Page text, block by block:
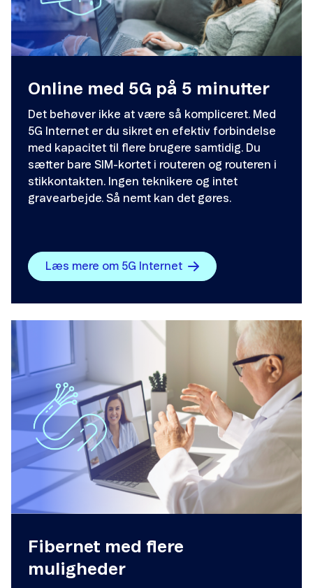
Online med 5G på 5 minutter
Det behøver ikke at være så kompliceret. Med
5G Internet er du sikret en efektiv forbindelse
med kapacitet til flere brugere samtidig. Du
sætter bare SIM-kortet i routeren og routeren i
stikkontakten. Ingen teknikere og intet
gravearbejde. Så nemt kan det gøres.
Læs mere om 5G Internet
Fibernet med flere
muligheder